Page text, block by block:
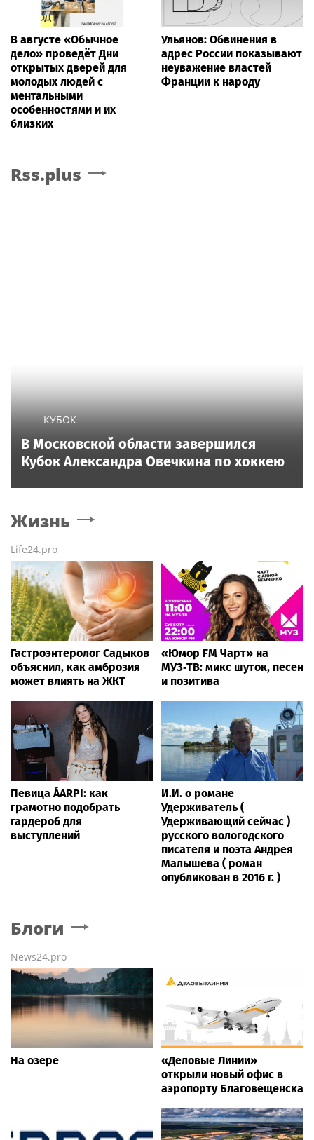
В августе «Обычное
дело» проведёт Дни
открытых дверей для
молодых людей с
ментальными
особенностями и их
близких
Ульянов: Обвинения в
адрес России показывают
неуважение властей
Франции к народу
Rss.plus
КУБОК
В Московской области завершился
Кубок Александра Овечкина по хоккею
Жизнь
Life24.pro
Гастроэнтеролог Садыков
объяснил, как амброзия
может влиять на ЖКТ
«Юмор FM Чарт» на
МУЗ‑ТВ: микс шуток, песен
и позитива
Певица ÁARPI: как
грамотно подобрать
гардероб для
выступлений
И.И. о романе
Удерживатель (
Удерживающий сейчас )
русского вологодского
писателя и поэта Андрея
Малышева ( роман
опубликован в 2016 г. )
Блоги
News24.pro
На озере
«Деловые Линии»
открыли новый офис в
аэропорту Благовещенска